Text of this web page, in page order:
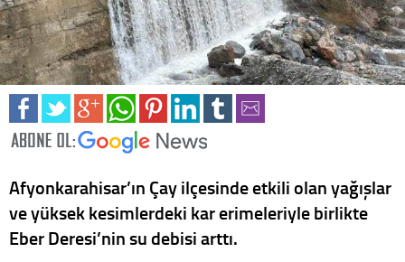
Afyonkarahisar’ın Çay ilçesinde etkili olan yağışlar
ve yüksek kesimlerdeki kar erimeleriyle birlikte
Eber Deresi’nin su debisi arttı.